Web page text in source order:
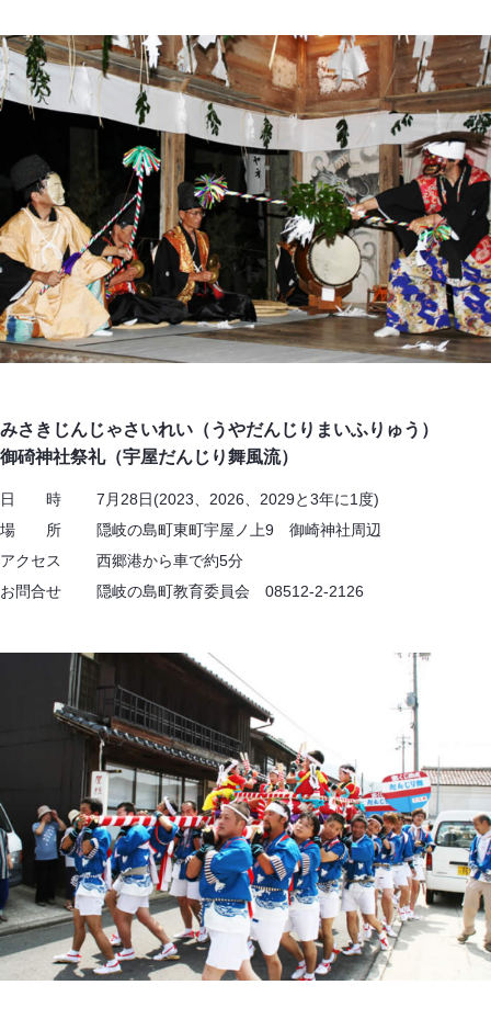
みさきじんじゃさいれい（うやだんじりまいふりゅう）
御碕神社祭礼（宇屋だんじり舞風流）
日 時 7月28日(2023、2026、2029と3年に1度)
場 所 隠岐の島町東町宇屋ノ上9 御崎神社周辺
アクセス 西郷港から車で約5分
お問合せ 隠岐の島町教育委員会 08512-2-2126